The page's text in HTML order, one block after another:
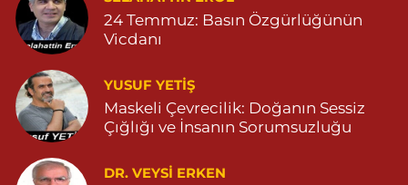
Turan Eczanesi
Tepebaşı Mahallesi, Kısmetli Caddesi No:59 D Dargeçit Mardin
0 (482) 381 36 70 Yol Tarifi Al
24 Temmuz: Basın Özgürlüğünün
Vicdanı
YUSUF YETİŞ
Maskeli Çevrecilik: Doğanın Sessiz
Çığlığı ve İnsanın Sorumsuzluğu
DR. VEYSI ERKEN